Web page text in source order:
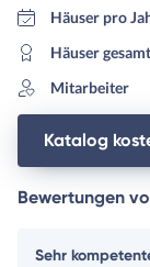
Häuser pro
Häuser gesamt
Mitarbeiter
Katalog
Bewertungen
Sehr